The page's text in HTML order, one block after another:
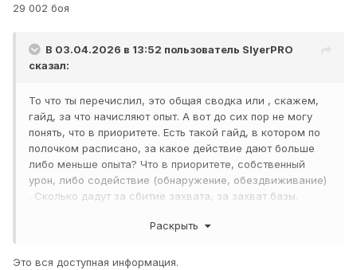
29 002 боя
В 03.04.2026 в 13:52 пользователь SlyerPRO
сказал:
То что ты перечислил, это общая сводка или , скажем,
гайд, за что начисляют опыт. А вот до сих пор не могу
понять, что в приоритете. Есть такой гайд, в котором по
полочком расписано, за какое действие дают больше
либо меньше опыта? Что в приоритете, собственный
урон, либо содействие (обнаружение, обездвиживание)
. Сколько дадут за сбитие захвата, за захват базы.
Раскрыть
Это вся доступная информация.